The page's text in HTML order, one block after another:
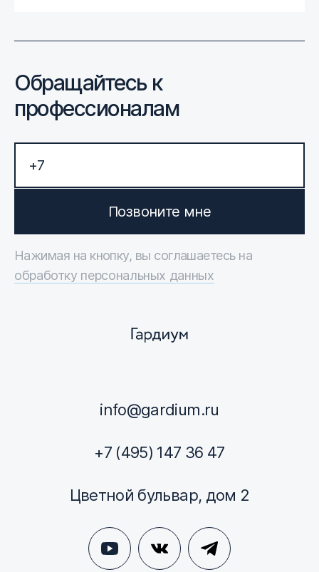
Обращайтесь к
профессионалам
Позвоните мне
Нажимая на кнопку, вы соглашаетесь на
обработку персональных данных
info@gardium.ru
+7 (495) 147 36 47
Цветной бульвар, дом 2